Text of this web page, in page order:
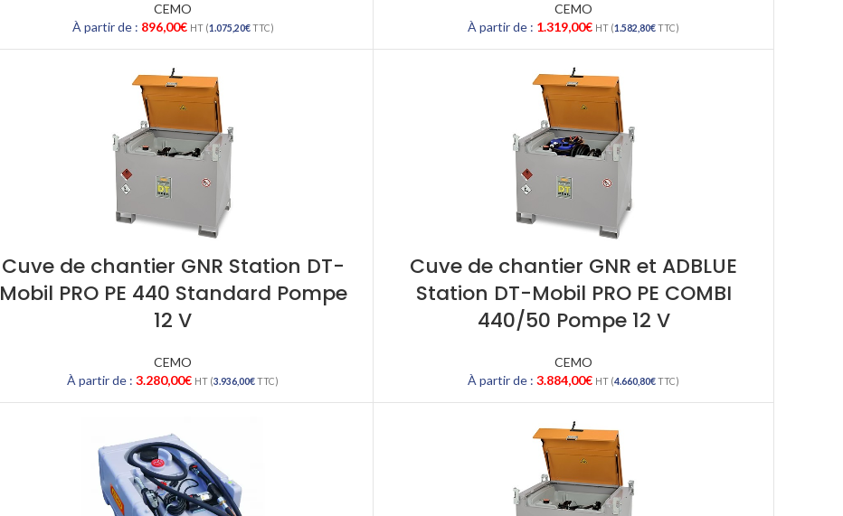
CEMO
À partir de : 896,00€ HT (1.075,20€TTC)
CEMO
À partir de : 1.319,00€ HT (1.582,80€TTC)
Cuve de chantier GNR Station DT-
Mobil PRO PE 440 Standard Pompe
12 V
CEMO
À partir de :3.280,00€ HT (3.936,00€TTC)
Cuve de chantier GNR et ADBLUE
Station DT-Mobil PRO PE COMBI
440/50 Pompe 12 V
CEMO
À partir de :3.884,00€ HT (4.660,80€TTC)